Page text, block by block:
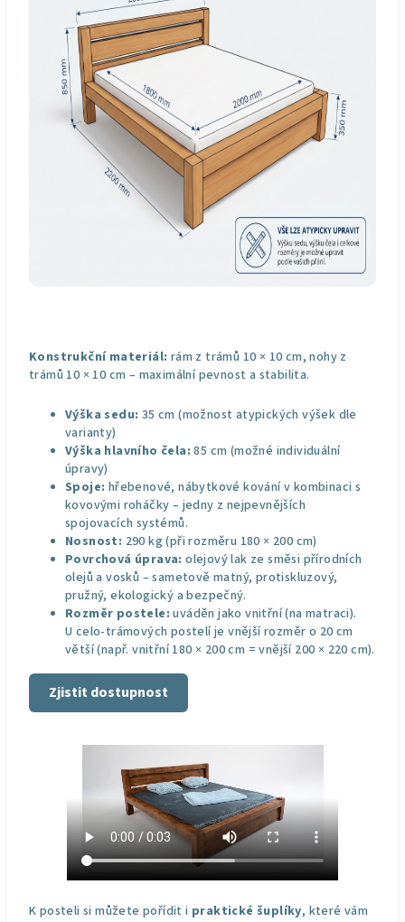
Konstrukční materiál: rám z trámů 10 × 10 cm, nohy z
trámů 10 × 10 cm – maximální pevnost a stabilita.
Výška sedu: 35 cm (možnost atypických výšek dle
varianty)
Výška hlavního čela: 85 cm (možné individuální
úpravy)
Spoje: hřebenové, nábytkové kování v kombinaci s
kovovými roháčky – jedny z nejpevnějších
spojovacích systémů.
Nosnost: 290 kg (při rozměru 180 × 200 cm)
Povrchová úprava: olejový lak ze směsi přírodních
olejů a vosků – sametově matný, protiskluzový,
pružný, ekologický a bezpečný.
Rozměr postele: uváděn jako vnitřní (na matraci).
U celo-trámových postelí je vnější rozměr o 20 cm
větší (např. vnitřní 180 × 200 cm = vnější 200 × 220 cm).
Zjistit dostupnost
K posteli si můžete pořídit i praktické šuplíky, které vám